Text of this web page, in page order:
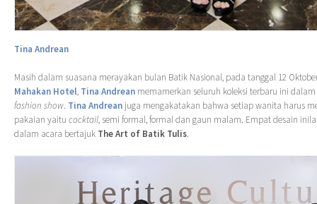
Tina Andrean
Masih dalam suasana merayakan bulan Batik Nasional, pada tanggal 12
Mahakan Hotel, Tina Andrean memamerkan seluruh koleksi terbaru ini
fashion show. Tina Andrean juga mengakatakan bahwa setiap wanita harus
pakaian yaitu cocktail, semi formal, formal dan gaun malam. Empat desain
dalam acara bertajuk The Art of Batik Tulis.